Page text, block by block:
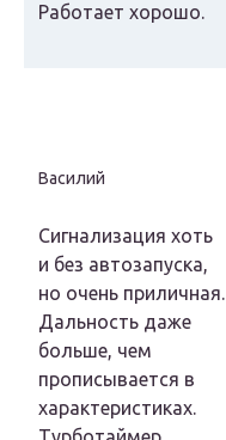
Работает хорошо.
Василий
Сигнализация хоть
и без автозапуска,
но очень приличная.
Дальность даже
больше, чем
прописывается в
характеристиках.